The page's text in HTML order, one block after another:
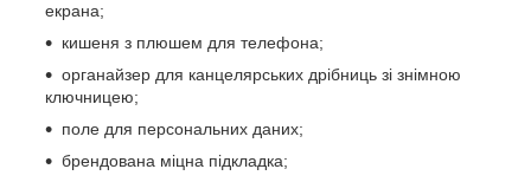
екрана;
кишеня з плюшем для телефона;
органайзер для канцелярських дрібниць зі знімною
ключницею;
поле для персональних даних;
брендована міцна підкладка;